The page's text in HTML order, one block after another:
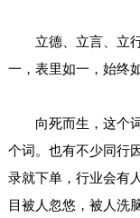
立德、立言、立行
一，表里如一，始终
向死而生，这个词
个词。也有不少同行
录就下单，行业会有
目被人忽悠，被人洗